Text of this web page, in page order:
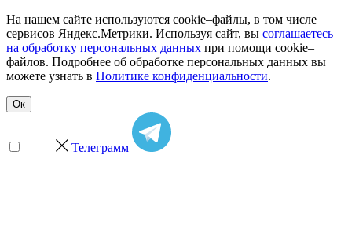
На нашем сайте используются cookie–файлы, в том числе
сервисов Яндекс.Метрики. Используя сайт, вы соглашаетесь
на обработку персональных данных при помощи cookie–
файлов. Подробнее об обработке персональных данных вы
можете узнать в Политике конфиденциальности.
Ок
Телеграмм